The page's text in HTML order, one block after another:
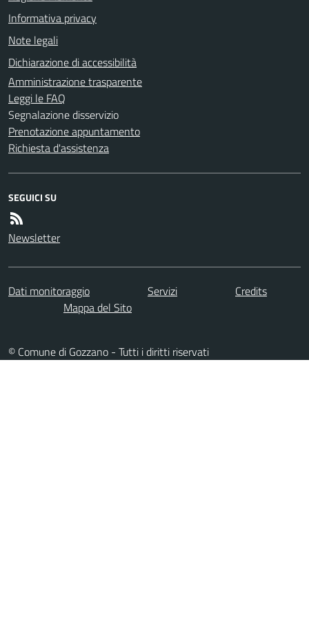
Informativa privacy
Note legali
Dichiarazione di accessibilità
Amministrazione trasparente
Leggi le FAQ
Segnalazione disservizio
Prenotazione appuntamento
Richiesta d'assistenza
SEGUICI SU
Newsletter
Dati monitoraggio Servizi
Credits
Mappa del Sito
© Comune di Gozzano - Tutti i diritti riservati